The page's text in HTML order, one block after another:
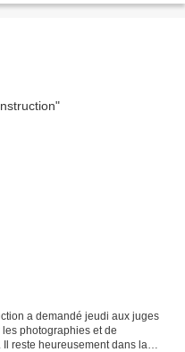
a demandé jeudi aux juges
photographies et de
reste heureusement dans la